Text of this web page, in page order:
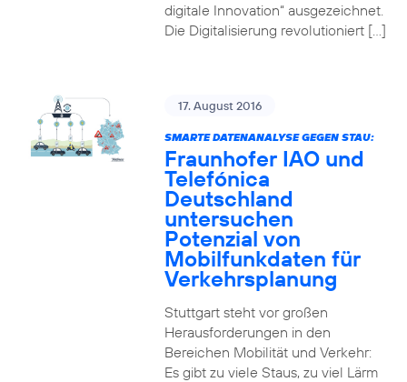
digitale Innovation“ ausgezeichnet.
Die Digitalisierung revolutioniert […]
17. August 2016
SMARTE DATENANALYSE GEGEN STAU:
Fraunhofer IAO und
Telefónica
Deutschland
untersuchen
Potenzial von
Mobilfunkdaten für
Verkehrsplanung
Stuttgart steht vor großen
Herausforderungen in den
Bereichen Mobilität und Verkehr:
Es gibt zu viele Staus, zu viel Lärm